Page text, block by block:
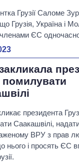
Грузії Саломе
Грузія, Україна і
ЄС
помилувати
президента
Саакашвілі,
ВРУ з прав
нього і просять ЄС